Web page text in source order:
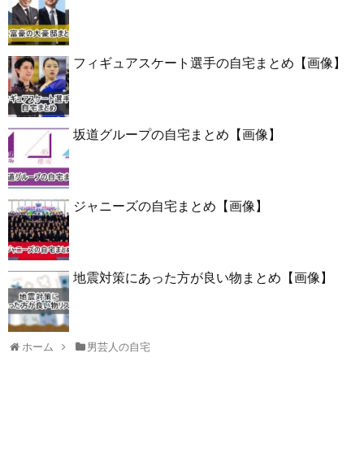
フィギュアスケート選手の自宅まとめ【画像】
坂道グループの自宅まとめ【画像】
ジャニーズの自宅まとめ【画像】
地震対策にあった方が良い物まとめ【画像】
ホーム 男芸人の自宅